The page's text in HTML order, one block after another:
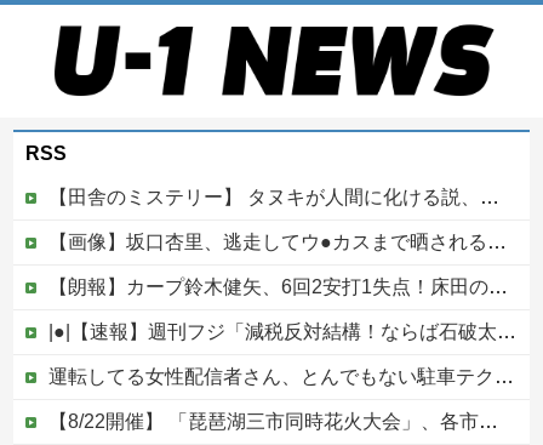
RSS
【田舎のミステリー】 タヌキが人間に化ける説、これ多分マジ
【画像】坂口杏里、逃走してウ●カスまで晒されるｗｗｗｗｗ
【朗報】カープ鈴木健矢、6回2安打1失点！床田の代役先発で快投し鯉党に絶賛される！
|●|【速報】週刊フジ「減税反対結構！ならば石破太郎と河野茂は離党してケジメをつけろ」
運転してる女性配信者さん、とんでもない駐車テクニックを見せつけてネット民をドン引きさせるｗｗｗｗｗｗ他
【8/22開催】 「琵琶湖三市同時花火大会」、各市公式「そんな花火大会は存在しない」→ 高価チケットを購入した人達がSNS阿鼻叫喚